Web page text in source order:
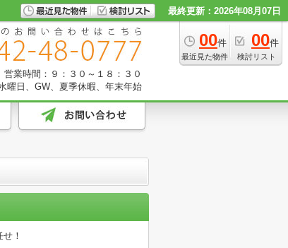
最終更新：2026年08月07日
00件
最近見た物件
00件
検討リスト
営業時間：９：３０～１８：３０
曜日、GW、夏季休暇、年末年始
！